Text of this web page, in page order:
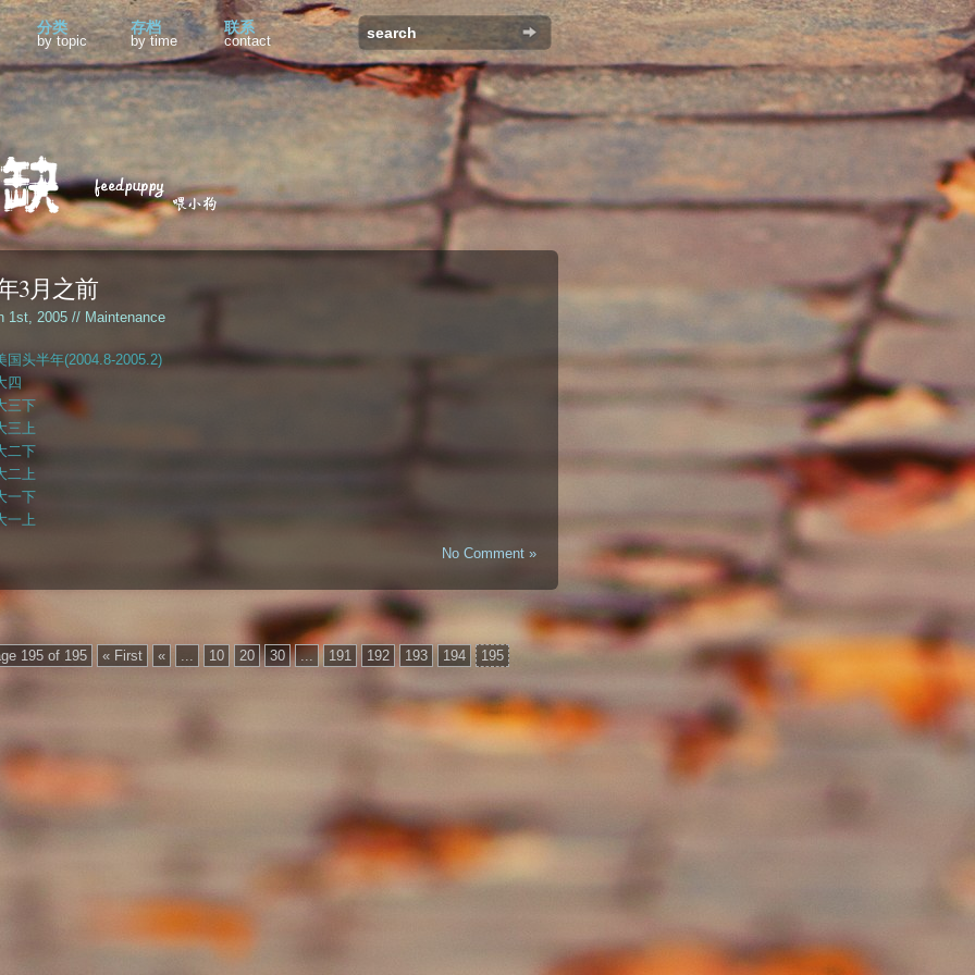
分类
by topic
存档
by time
联系
contact
3月之前
1st, 2005 // Maintenance
国头半年(2004.8-2005.2)
四
三下
三上
二下
二上
一下
一上
No Comment »
195 of 195 « First « ... 10 20 30 ... 191 192 193 194 195